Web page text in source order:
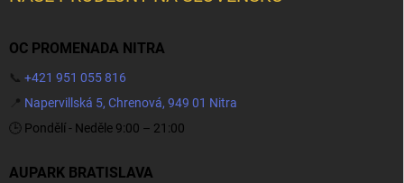
OC PROMENADA NITRA
📞 +421 951 055 816
📍 Napervillská 5, Chrenová, 949 01 Nitra
🕒 Pondělí - Neděle 9:00 – 21:00
AUPARK BRATISLAVA